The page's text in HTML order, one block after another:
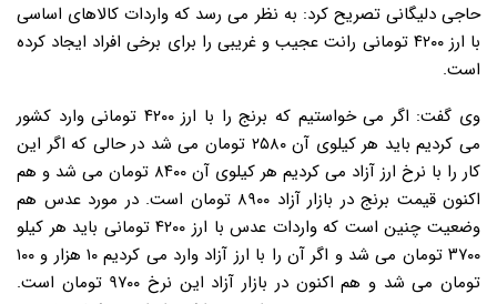
حاجی دلیگانی تصریح کرد: به نظر می رسد که واردات کالاهای اساسی
با ارز ۴۲۰۰ تومانی رانت عجیب و غریبی را برای برخی افراد ایجاد کرده
است.
وی گفت: اگر می خواستیم که برنج را با ارز ۴۲۰۰ تومانی وارد کشور
می کردیم باید هر کیلوی آن ۲۵۸۰ تومان می شد در حالی که اگر این
کار را با نرخ ارز آزاد می کردیم هر کیلوی آن ۸۴۰۰ تومان می شد و هم
اکنون قیمت برنج در بازار آزاد ۸۹۰۰ تومان است. در مورد عدس هم
وضعیت چنین است که واردات عدس با ارز ۴۲۰۰ تومانی باید هر کیلو
۳۷۰۰ تومان می شد و اگر آن را با ارز آزاد وارد می کردیم ۱۰ هزار و ۱۰۰
تومان می شد و هم اکنون در بازار آزاد این نرخ ۹۷۰۰ تومان است.